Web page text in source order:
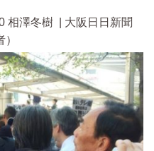
相澤冬樹 | 大阪日日新聞